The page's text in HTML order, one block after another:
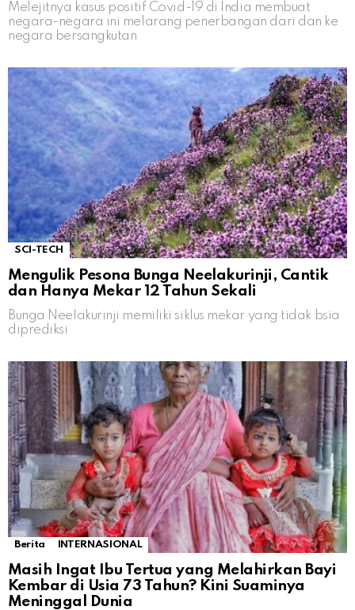
Melejitnya kasus positif Covid-19 di India membuat
negara-negara ini melarang penerbangan dari dan ke
negara bersangkutan
SCI-TECH
Mengulik Pesona Bunga Neelakurinji, Cantik
dan Hanya Mekar 12 Tahun Sekali
Bunga Neelakurinji memiliki siklus mekar yang tidak bsia
diprediksi
Berita INTERNASIONAL
Masih Ingat Ibu Tertua yang Melahirkan Bayi
Kembar di Usia 73 Tahun? Kini Suaminya
Meninggal Dunia